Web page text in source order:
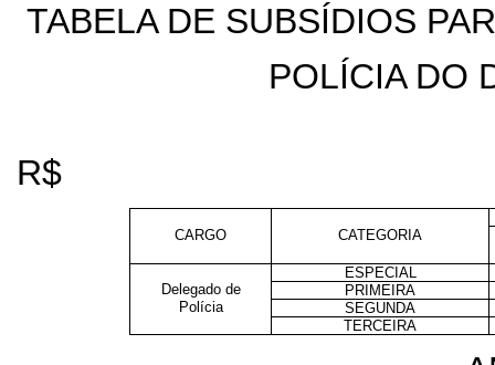
TABELA DE SUBSÍDIOS
POLÍCIA DO
R$
CARGO CATEGORIA
ESPECIAL
Delegado de
PRIMEIRA
Polícia
SEGUNDA
TERCEIRA